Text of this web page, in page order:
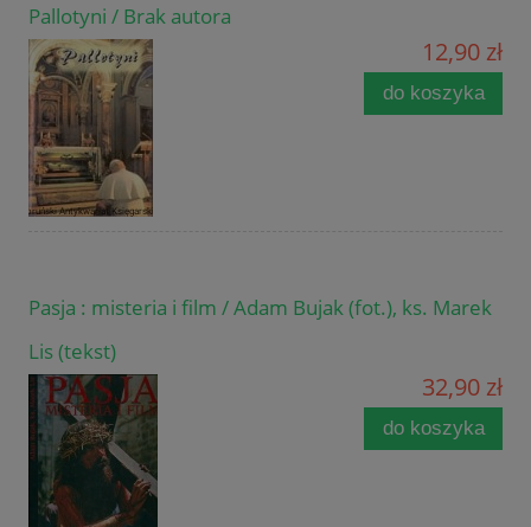
Pallotyni / Brak autora
12,90 zł
do koszyka
Pasja : misteria i film / Adam Bujak (fot.), ks. Marek
Lis (tekst)
32,90 zł
do koszyka